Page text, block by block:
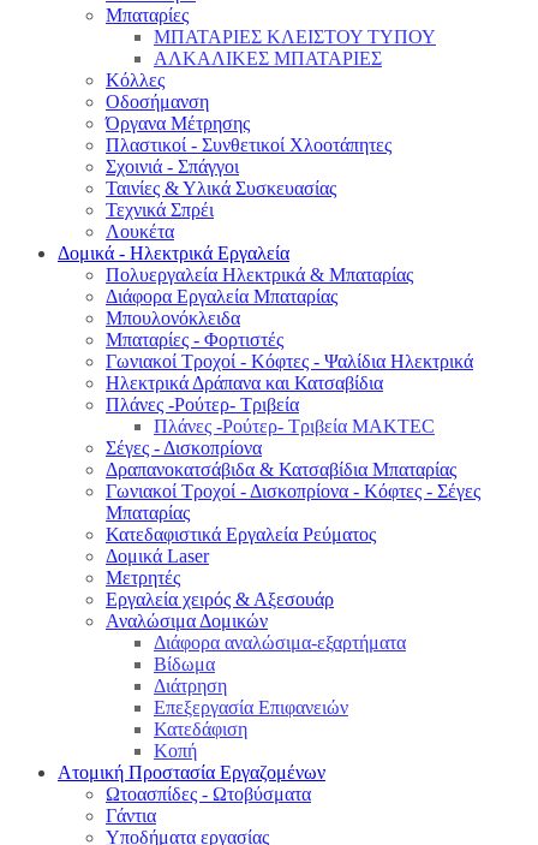
Μπαταρίες
ΜΠΑΤΑΡΙΕΣ ΚΛΕΙΣΤΟΥ ΤΥΠΟΥ
ΑΛΚΑΛΙΚΕΣ ΜΠΑΤΑΡΙΕΣ
Κόλλες
Οδοσήμανση
Όργανα Μέτρησης
Πλαστικοί - Συνθετικοί Χλοοτάπητες
Σχοινιά - Σπάγγοι
Ταινίες & Υλικά Συσκευασίας
Τεχνικά Σπρέι
Λουκέτα
Δομικά - Ηλεκτρικά Εργαλεία
Πολυεργαλεία Ηλεκτρικά & Μπαταρίας
Διάφορα Εργαλεία Μπαταρίας
Μπουλονόκλειδα
Μπαταρίες - Φορτιστές
Γωνιακοί Τροχοί - Κόφτες - Ψαλίδια Ηλεκτρικά
Ηλεκτρικά Δράπανα και Κατσαβίδια
Πλάνες -Ρούτερ- Τριβεία
Πλάνες -Ρούτερ- Τριβεία MAKTEC
Σέγες - Δισκοπρίονα
Δραπανοκατσάβιδα & Κατσαβίδια Μπαταρίας
Γωνιακοί Τροχοί - Δισκοπρίονα - Κόφτες - Σέγες
Μπαταρίας
Κατεδαφιστικά Εργαλεία Ρεύματος
Δομικά Laser
Μετρητές
Εργαλεία χειρός & Αξεσουάρ
Αναλώσιμα Δομικών
Διάφορα αναλώσιμα-εξαρτήματα
Βίδωμα
Διάτρηση
Επεξεργασία Επιφανειών
Κατεδάφιση
Κοπή
Ατομική Προστασία Εργαζομένων
Ωτοασπίδες - Ωτοβύσματα
Γάντια
Υποδήματα εργασίας